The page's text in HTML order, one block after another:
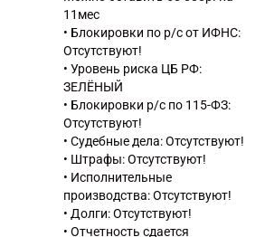
46.41 Торговля оптовая
текстильными изделиями
46.47 Торговля оптовая
мебелью, коврами и
осветительным
оборудованием
46.49 Торговля оптовая
прочими бытовыми товарами
46.52 Торговля оптовая
электронным и
телекоммуникационным
оборудованием и его
запасными частями
11мес
• Блокировки по р/с от ИФНС:
Отсутствуют!
• Уровень риска ЦБ РФ:
ЗЕЛЁНЫЙ
• Блокировки р/с по 115-ФЗ:
Отсутствуют!
• Судебные дела: Отсутствуют!
• Штрафы: Отсутствуют!
• Исполнительные
производства: Отсутствуют!
• Долги: Отсутствуют!
• Отчетность сдается